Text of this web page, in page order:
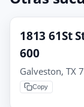
1813 61St
600
Galveston, TX
Copy